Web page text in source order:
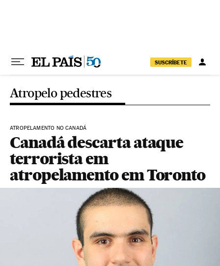
SUSCRÍBETE
Atropelo pedestres
ATROPELAMENTO NO CANADÁ
Canadá descarta ataque
terrorista em
atropelamento em Toronto